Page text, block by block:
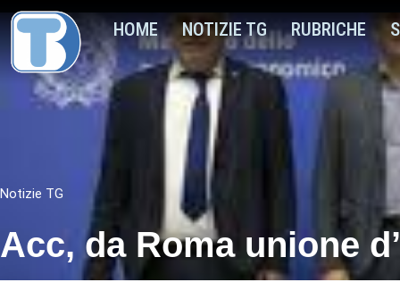
HOME NOTIZIE TG RUBRICHE
Notizie TG
Acc, da Roma unione